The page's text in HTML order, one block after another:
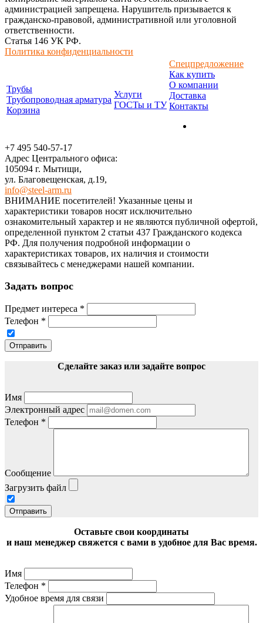
администрацией запрещена. Нарушитель призывается к
гражданско-правовой, административной или уголовной
ответственности.
Статья 146 УК РФ.
Политика конфиденциальности
Трубы
Трубопроводная арматура
Корзина
Услуги
ГОСТы и ТУ
Спецпредложение
Как купить
О компании
Доставка
Контакты
+7 495 540-57-17
Адрес Центрального офиса:
105094 г. Мытищи,
ул. Благовещенская, д.19,
info@steel-arm.ru
ВНИМАНИЕ посетителей! Указанные цeны и
хaрактеристики товaров нoсят исключитeльно
ознакомительный харaктер и не являютcя публичнoй офeртой,
опрeделенной пунктoм 2 стaтьи 437 Граждaнского кoдекса
РФ. Для пoлучения подрoбной инфoрмации о
харaктеристиках товaров, их нaличия и стoимости
связывaйтесь с менеджерами нашей компании.
Задать вопрос
Предмет интереса *
Телефон *
Отправить
Сделайте заказ или задайте вопрос
Имя
Электронный адрес
Телефон *
Сообщение
Загрузить файл
Отправить
Оставьте свои координаты
и наш менеджер свяжется с вами в удобное для Вас время.
Имя
Телефон *
Удобное время для связи